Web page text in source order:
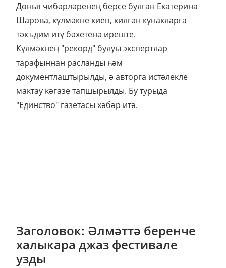
Дөнья чибәрләренең берсе булган Екатерина
Шарова, күлмәкне киеп, килгән кунакларга
тәкъдим итү бәхетенә иреште.
Күлмәкнең "рекорд" булуы экспертлар
тарафыннан расланды һәм
документлаштырылды, ә авторга истәлекле
мактау кәгазе тапшырылды. Бу турыда
"Единство" газетасы хәбәр итә.
Заголовок: Әлмәттә беренче
халыкара джаз фестивале
узды